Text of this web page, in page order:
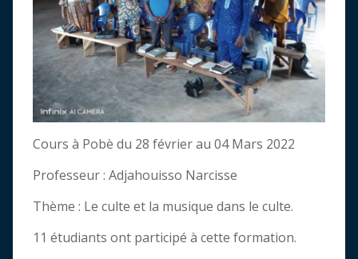
Cours à Pobè du 28 février au 04 Mars 2022
Professeur : Adjahouisso Narcisse
Thème : Le culte et la musique dans le culte.
11 étudiants ont participé à cette formation.